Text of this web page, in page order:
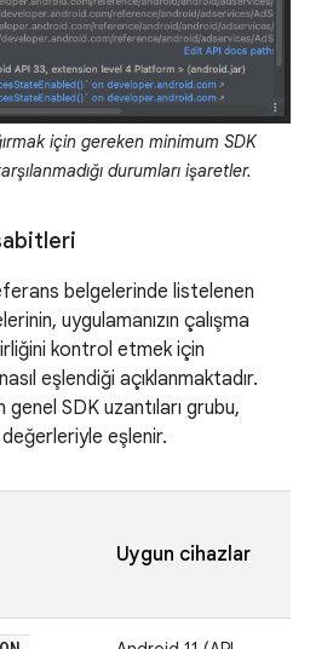
için gereken minimum SDK
durumları işaretler.
belgelerinde listelenen
uygulamanızın çalışma
kontrol etmek için
eşlendiği açıklanmaktadır.
SDK uzantıları grubu,
değerleriyle eşlenir.
Uygun cihazlar